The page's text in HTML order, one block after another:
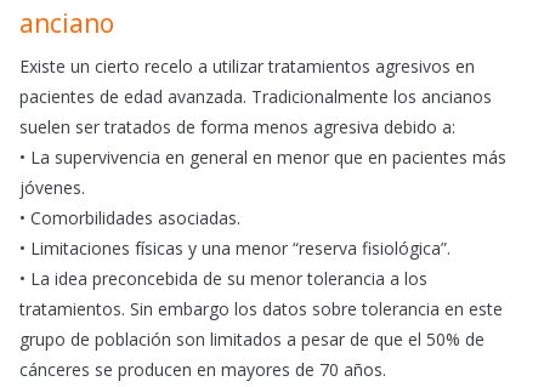
anciano
Existe un cierto recelo a utilizar tratamientos agresivos en
pacientes de edad avanzada. Tradicionalmente los ancianos
suelen ser tratados de forma menos agresiva debido a:
• La supervivencia en general en menor que en pacientes más
jóvenes.
• Comorbilidades asociadas.
• Limitaciones físicas y una menor “reserva fisiológica”.
• La idea preconcebida de su menor tolerancia a los
tratamientos. Sin embargo los datos sobre tolerancia en este
grupo de población son limitados a pesar de que el 50% de
cánceres se producen en mayores de 70 años.